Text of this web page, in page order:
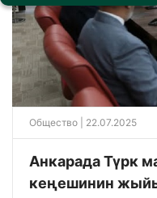
Общество | 22.07.2025
Анкарада Түрк
кеңешинин